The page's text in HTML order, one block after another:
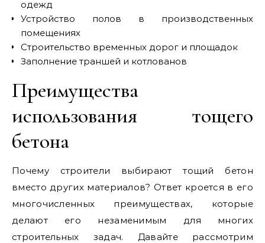
одежд
Устройство полов в производственных
помещениях
Строительство временных дорог и площадок
Заполнение траншей и котлованов
Преимущества
использования тощего
бетона
Почему строители выбирают тощий бетон
вместо других материалов? Ответ кроется в его
многочисленных преимуществах, которые
делают его незаменимым для многих
строительных задач. Давайте рассмотрим